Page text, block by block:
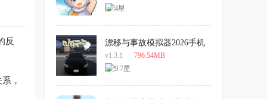
反
，
漂移与事故模拟器2026手机
版
v1.3.1 796.54MB